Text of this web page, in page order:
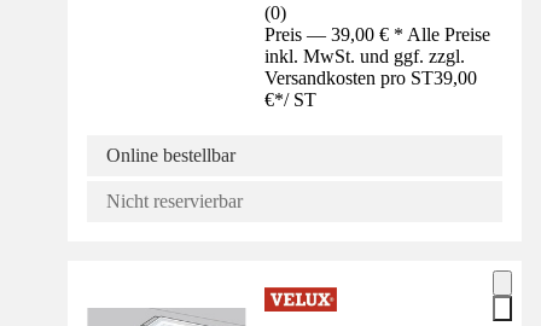
(0)
Preis — 39,00 € * Alle Preise
inkl. MwSt. und ggf. zzgl.
Versandkosten pro ST39,00
€*/ ST
Online bestellbar
Nicht reservierbar